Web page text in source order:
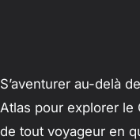
S’aventurer au-delà
Atlas pour explorer le
de tout voyageur en